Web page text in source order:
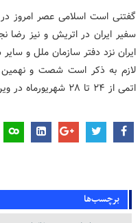
گفتنی است اسلامی عصر امروز
سفیر ایران در اتریش و نیز رضا
ایران نزد دفتر سازمان ملل و
لازم به ذکر است شصت و نهمین
اتمی از 24 تا 28 شهریورماه در وین برگزار می‌شود.
برچسب‌ها